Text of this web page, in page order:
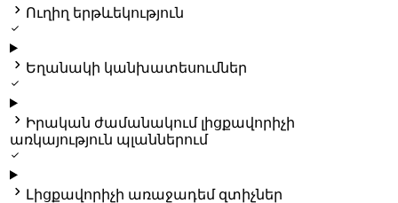
 Ուղիղ երթևեկություն

 Եղանակի կանխատեսումներ

 Իրական ժամանակում լիցքավորիչի
առկայություն պլաններում

 Լիցքավորիչի առաջադեմ զտիչներ